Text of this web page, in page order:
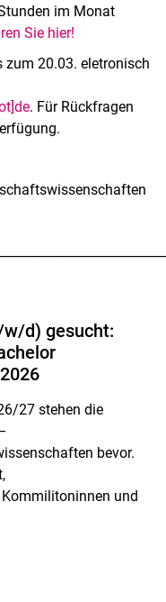
im Monat
Sie hier!
zum 20.03. eletronisch
. Für Rückfragen
d) gesucht:
27 stehen die
bevor.
Kommilitoninnen und